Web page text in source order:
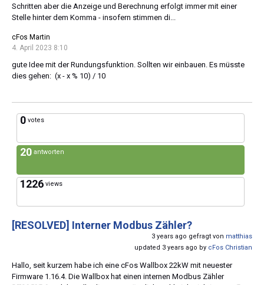
Schritten aber die Anzeige und Berechnung erfolgt immer mit einer
Stelle hinter dem Komma - insofern stimmen di...
cFos Martin
4. April 2023 8:10
gute Idee mit der Rundungsfunktion. Sollten wir einbauen. Es müsste
dies gehen: (x - x % 10) / 10
0 votes
20 antworten
1226 views
[RESOLVED] Interner Modbus Zähler?
3 years ago gefragt von matthias
updated 3 years ago by cFos Christian
Hallo, seit kurzem habe ich eine cFos Wallbox 22kW mit neuester
Firmware 1.16.4. Die Wallbox hat einen internen Modbus Zähler